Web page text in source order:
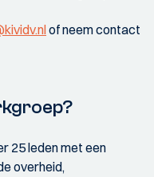
of neem contact
25 leden met een
overheid,